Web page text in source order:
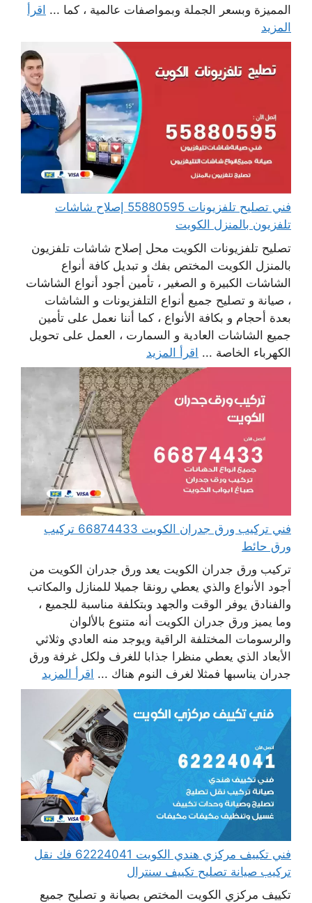
المميزة وبسعر الجملة وبمواصفات عالمية ، كما ... اقرأ
المزيد
فني تصليح تلفزيونات 55880595 إصلاح شاشات
تلفزيون بالمنزل الكويت
تصليح تلفزيونات الكويت محل إصلاح شاشات تلفزيون
بالمنزل الكويت المختص بفك و تبديل كافة أنواع
الشاشات الكبيرة و الصغير ، تأمين أجود أنواع الشاشات
، صيانة و تصليح جميع أنواع التلفزيونات و الشاشات
بعدة أحجام و بكافة الأنواع ، كما أننا نعمل على تأمين
جميع الشاشات العادية و السمارت ، العمل على تحويل
الكهرباء الخاصة ... اقرأ المزيد
فني تركيب ورق جدران الكويت 66874433 تركيب
ورق حائط
تركيب ورق جدران الكويت يعد ورق جدران الكويت من
أجود الأنواع والذي يعطي رونقا جميلا للمنازل والمكاتب
والفنادق يوفر الوقت والجهد وبتكلفة مناسبة للجميع ،
وما يميز ورق جدران الكويت أنه متنوع بالألوان
والرسومات المختلفة الراقية ويوجد منه العادي وثلاثي
الأبعاد الذي يعطي منظرا جذابا للغرف ولكل غرفة ورق
جدران يناسبها فمثلا لغرف النوم هناك ... اقرأ المزيد
فني تكييف مركزي هندي الكويت 62224041 فك نقل
تركيب صيانة تصليح تكييف سنترال
تكييف مركزي الكويت المختص بصيانة و تصليح جميع